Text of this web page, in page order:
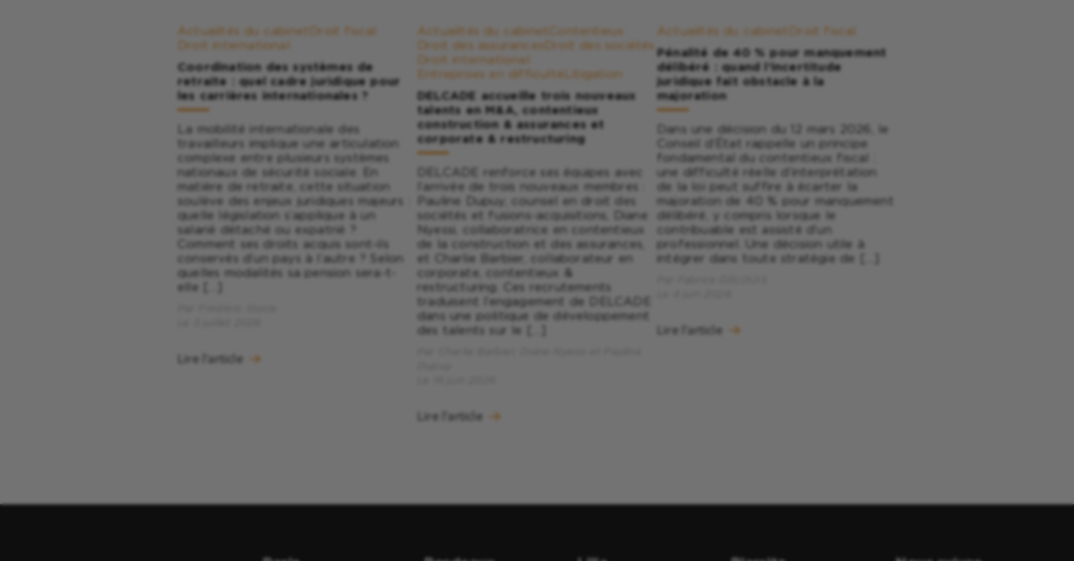
Actualités du cabinet
Droit fiscal
Droit international
Coordination des systèmes de
retraite : quel cadre juridique pour
les carrières internationales ?
La mobilité internationale des
travailleurs implique une articulation
complexe entre plusieurs systèmes
nationaux de sécurité sociale. En
matière de retraite, cette situation
soulève des enjeux juridiques majeurs :
quelle législation s’applique à un
salarié détaché ou expatrié ?
Comment ses droits acquis sont-ils
conservés d’un pays à l’autre ? Selon
quelles modalités sa pension sera-t-
elle […]
Lire l'article
Actualités du cabinet
Contentieux
Droit des assurances
Droit des sociétés
Droit international
Entreprises en difficulté
Litigation
DELCADE accueille trois nouveaux
talents en M&A, contentieux
construction & assurances et
corporate & restructuring
DELCADE renforce ses équipes avec
l’arrivée de trois nouveaux membres :
Pauline Dupuy, counsel en droit des
sociétés et fusions-acquisitions, Diane
Nyessi, collaboratrice en contentieux
de la construction et des assurances,
et Charlie Barbier, collaborateur en
corporate, contentieux &
restructuring. Ces recrutements
traduisent l’engagement de DELCADE
dans une politique de développement
des talents sur le […]
Lire l'article
Actualités du cabinet Droit fiscal
Pénalité de 40 % pour manquement
délibéré : quand l’incertitude
juridique fait obstacle à la
majoration
Dans une décision du 12 mars 2026, le
Conseil d’État rappelle un principe
fondamental du contentieux fiscal :
une difficulté réelle d’interprétation
de la loi peut suffire à écarter la
majoration de 40 % pour manquement
délibéré, y compris lorsque le
contribuable est assisté d’un
professionnel. Une décision utile à
intégrer dans toute stratégie de […]
Lire l'article